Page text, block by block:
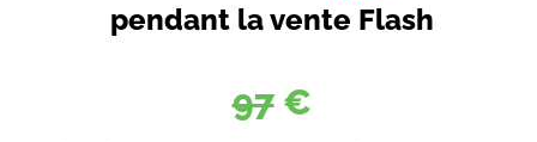
pendant la vente Flash
97€